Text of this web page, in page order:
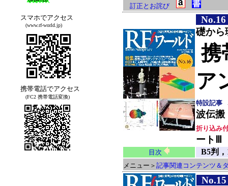
スマホでアクセス
(www.rf-world.jp)
携帯電話でアクセス
(FC2 携帯電話変換)
訂正とお詫び
No.16
礎から
携
ア
特設記事
波伝搬
折り込み
ートⅢ
目次 B5判
メニュー＞ 記事関連コンテンツ＆
No.15